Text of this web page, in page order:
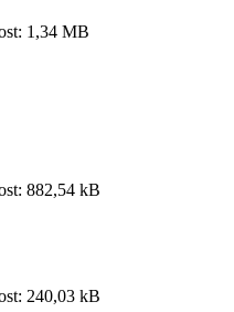
1,34 MB
882,54 kB
240,03 kB